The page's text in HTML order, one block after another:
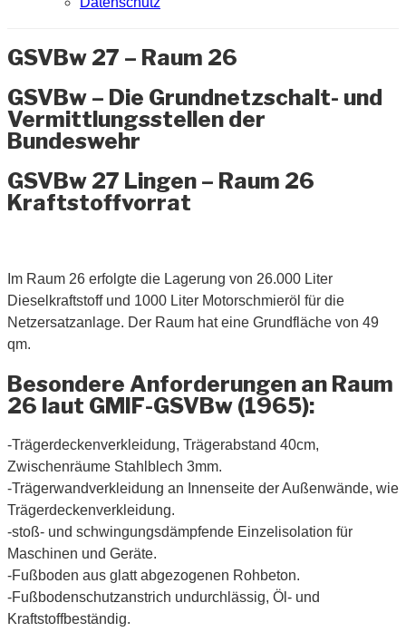
GSVBw 27 – Raum 26
GSVBw – Die Grundnetzschalt- und
Vermittlungsstellen der
Bundeswehr
GSVBw 27 Lingen – Raum 26
Kraftstoffvorrat
Im Raum 26 erfolgte die Lagerung von 26.000 Liter
Dieselkraftstoff und 1000 Liter Motorschmieröl für die
Netzersatzanlage. Der Raum hat eine Grundfläche von 49
qm.
Besondere Anforderungen an Raum
26 laut GMIF-GSVBw (1965):
-Trägerdeckenverkleidung, Trägerabstand 40cm,
Zwischenräume Stahlblech 3mm.
-Trägerwandverkleidung an Innenseite der Außenwände, wie
Trägerdeckenverkleidung.
-stoß- und schwingungsdämpfende Einzelisolation für
Maschinen und Geräte.
-Fußboden aus glatt abgezogenen Rohbeton.
-Fußbodenschutzanstrich undurchlässig, Öl- und
Kraftstoffbeständig.